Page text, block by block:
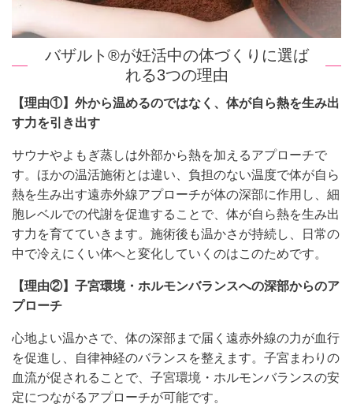
バザルト®が妊活中の体づくりに選ば
れる3つの理由
【理由①】 外から温めるのではなく、体が自ら熱を生み出
す力を引き出す
サウナやよもぎ蒸しは外部から熱を加えるアプローチで
す。ほかの温活施術とは違い、負担のない温度で体が自ら
熱を生み出す遠赤外線アプローチが体の深部に作用し、細
胞レベルでの代謝を促進することで、体が自 ら熱を生み出
す力を育てていきます。施術後も温かさが持続し、日常の
中で冷えにくい体へと変化していくのはこのためです。
【理由②】 子宮環境・ホルモンバランスへの深部からのア
プローチ
心地よい温かさで、体の深部まで届く遠赤外線の力が血行
を促進し、自律神経のバランス を整えます。子宮まわりの
血流が促されることで、子宮環境・ホルモンバランスの安
定につながるアプローチが可能です。